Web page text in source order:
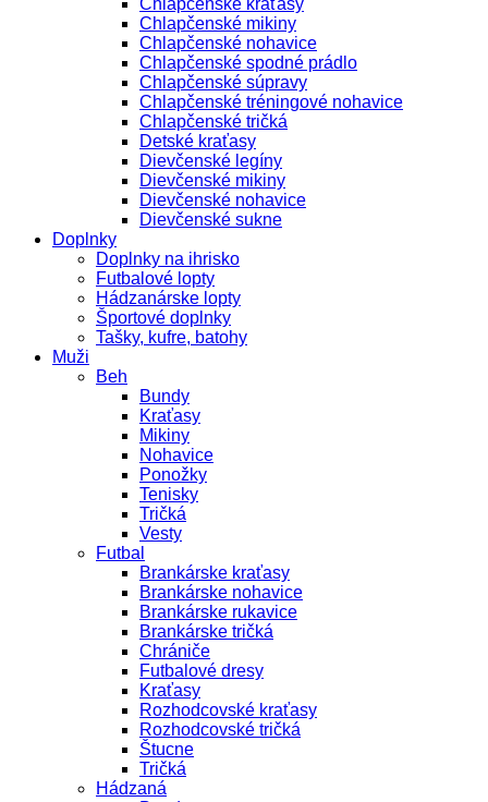
Chlapčenské kraťasy
Chlapčenské mikiny
Chlapčenské nohavice
Chlapčenské spodné prádlo
Chlapčenské súpravy
Chlapčenské tréningové nohavice
Chlapčenské tričká
Detské kraťasy
Dievčenské legíny
Dievčenské mikiny
Dievčenské nohavice
Dievčenské sukne
Doplnky
Doplnky na ihrisko
Futbalové lopty
Hádzanárske lopty
Športové doplnky
Tašky, kufre, batohy
Muži
Beh
Bundy
Kraťasy
Mikiny
Nohavice
Ponožky
Tenisky
Tričká
Vesty
Futbal
Brankárske kraťasy
Brankárske nohavice
Brankárske rukavice
Brankárske tričká
Chrániče
Futbalové dresy
Kraťasy
Rozhodcovské kraťasy
Rozhodcovské tričká
Štucne
Tričká
Hádzaná